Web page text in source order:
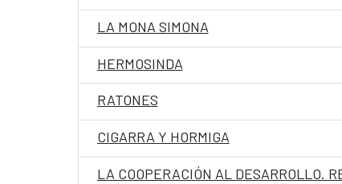
LA MONA SIMONA
HERMOSINDA
RATONES
CIGARRA Y HORMIGA
LA COOPERACIÓN AL DESARROLLO.